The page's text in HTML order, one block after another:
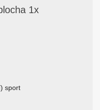
1x
sport